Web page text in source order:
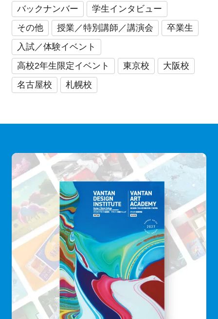
バックナンバー
学生インタビュー
その他
授業／特別講師／講演会
卒業生
入試／体験イベント
高校2年生限定イベント
東京校
大阪校
名古屋校
札幌校